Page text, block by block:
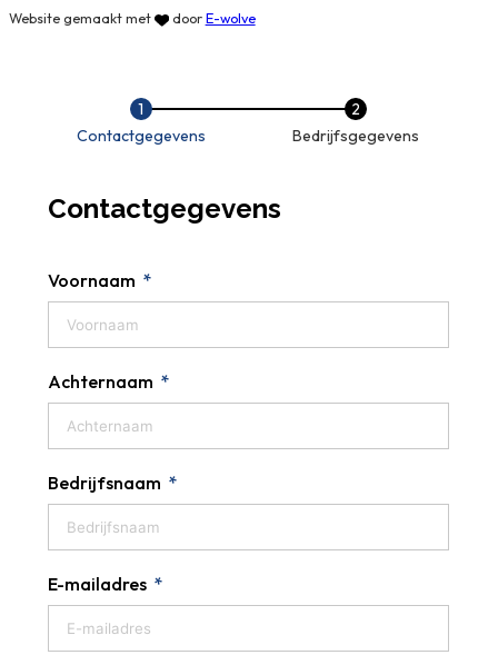
Website gemaakt met
doorE-wolve
Contactgegevens Bedrijfsgegevens
Contactgegevens
Voornaam
Achternaam
Bedrijfsnaam
E-mailadres